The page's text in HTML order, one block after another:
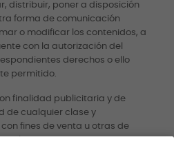
distribuir, poner a disposición
forma de comunicación
o modificar los contenidos, a
con la autorización del
derechos o ello
permitido.
finalidad publicitaria y de
de cualquier clase y
fines de venta u otras de